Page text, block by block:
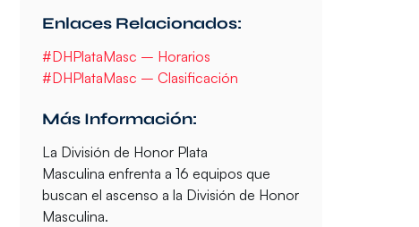
Enlaces Relacionados:
#DHPlataMasc – Horarios
#DHPlataMasc – Clasificación
Más Información:
La División de Honor Plata
Masculina enfrenta a 16 equipos que
buscan el ascenso a la División de Honor
Masculina.